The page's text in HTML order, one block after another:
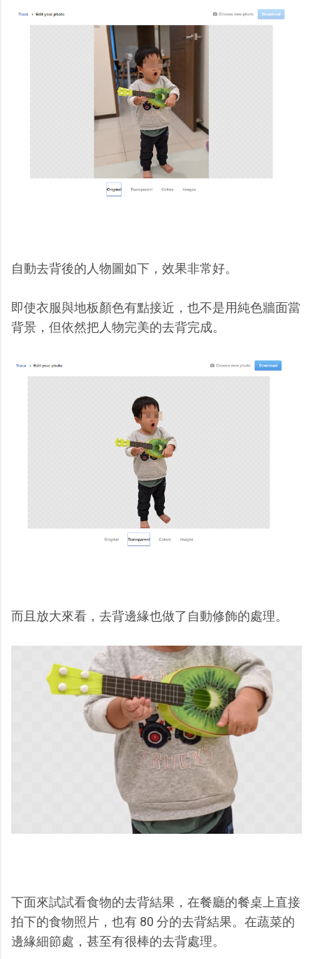
自動去背後的人物圖如下，效果非常好。
即使衣服與地板顏色有點接近，也不是用純色牆面當
背景，但依然把人物完美的去背完成。
而且放大來看，去背邊緣也做了自動修飾的處理。
下面來試試看食物的去背結果，在餐廳的餐桌上直接
拍下的食物照片，也有 80 分的去背結果。在蔬菜的
邊緣細節處，甚至有很棒的去背處理。